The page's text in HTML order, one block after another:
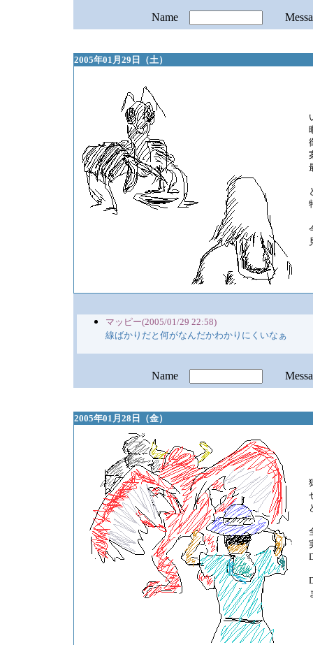
Name
2005年01月29日（土）
マッピー(2005/01/29 22:58)
線ばかりだと何がなんだかわかりにくいなぁ
Name
2005年01月28日（金）